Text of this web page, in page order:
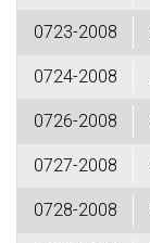
0723-2008
0724-2008
0726-2008
0727-2008
0728-2008